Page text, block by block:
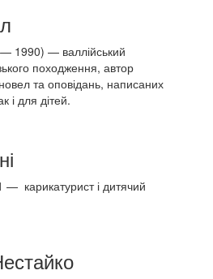
1990) — валлійський
походження, автор
та оповідань, написаних
і для дітей.
— карикатурист і дитячий